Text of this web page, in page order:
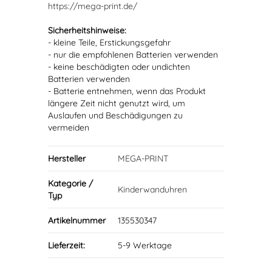
https://mega-print.de/
Sicherheitshinweise:
- kleine Teile, Erstickungsgefahr
- nur die empfohlenen Batterien verwenden
- keine beschädigten oder undichten
Batterien verwenden
- Batterie entnehmen, wenn das Produkt
längere Zeit nicht genutzt wird, um
Auslaufen und Beschädigungen zu
vermeiden
Hersteller MEGA-PRINT
Kategorie /
Typ
Kinderwanduhren
Artikelnummer 135530347
Lieferzeit: 5-9 Werktage